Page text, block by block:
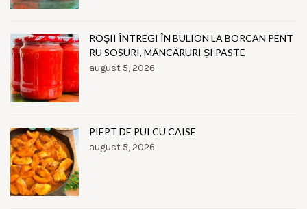
ROȘII ÎNTREGI ÎN BULION LA BORCAN PENT
RU SOSURI, MÂNCĂRURI ȘI PASTE
august 5, 2026
PIEPT DE PUI CU CAISE
august 5, 2026